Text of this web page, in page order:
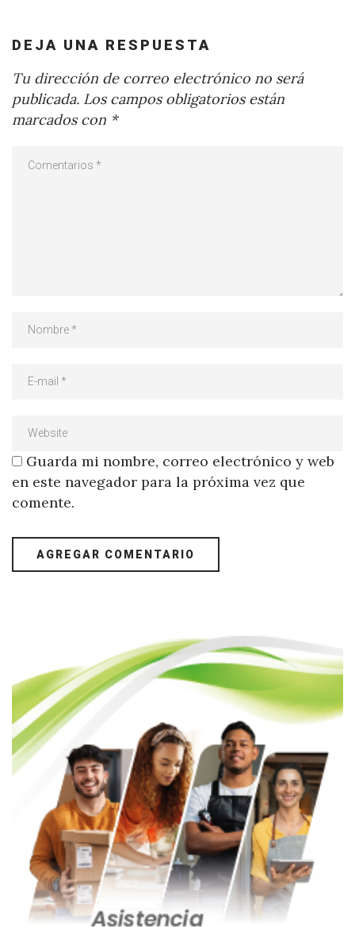
DEJA UNA RESPUESTA
Tu dirección de correo electrónico no será
publicada. Los campos obligatorios están
marcados con *
Guarda mi nombre, correo electrónico y web
en este navegador para la próxima vez que
comente.